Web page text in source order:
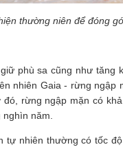
thường niên để đóng
phù sa cũng như tăng
nhiên Gaia - rừng ngập
rừng ngập mặn có
nghìn năm.
tự nhiên thường có tốc